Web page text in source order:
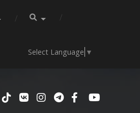
Select Language ▼